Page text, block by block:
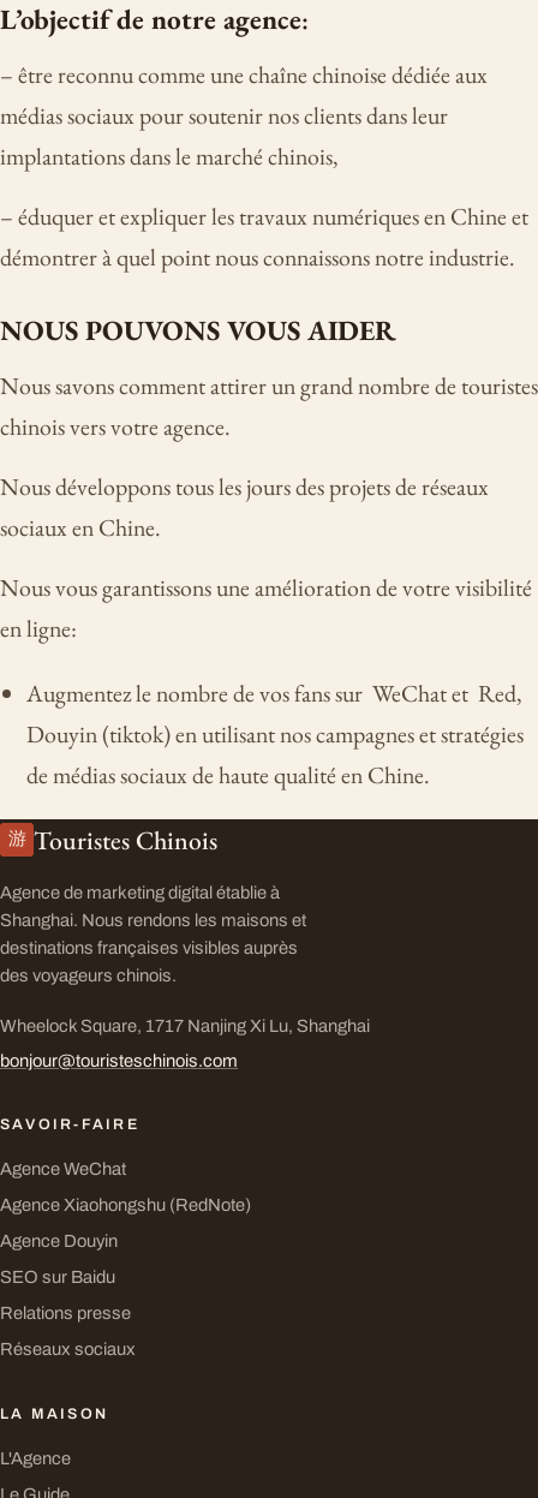
L’objectif de notre agence:
– être reconnu comme une chaîne chinoise dédiée aux
médias sociaux pour soutenir nos clients dans leur
implantations dans le marché chinois,
– éduquer et expliquer les travaux numériques en Chine et
démontrer à quel point nous connaissons notre industrie.
NOUS POUVONS VOUS AIDER
Nous savons comment attirer un grand nombre de touristes
chinois vers votre agence.
Nous développons tous les jours des projets de réseaux
sociaux en Chine.
Nous vous garantissons une amélioration de votre visibilité
en ligne:
Augmentez le nombre de vos fans sur WeChat et Red,
Douyin (tiktok) en utilisant nos campagnes et stratégies
de médias sociaux de haute qualité en Chine.
游 Touristes Chinois
Agence de marketing digital établie à
Shanghai. Nous rendons les maisons et
destinations françaises visibles auprès
des voyageurs chinois.
Wheelock Square, 1717 Nanjing Xi Lu, Shanghai
bonjour@touristeschinois.com
SAVOIR-FAIRE
Agence WeChat
Agence Xiaohongshu (RedNote)
Agence Douyin
SEO sur Baidu
Relations presse
Réseaux sociaux
LA MAISON
L'Agence